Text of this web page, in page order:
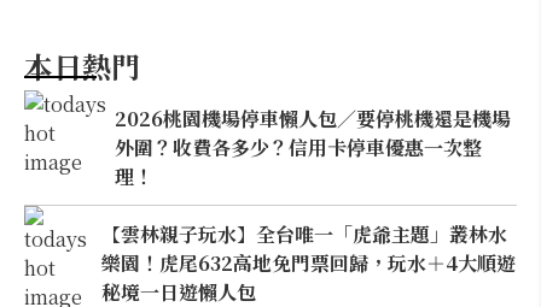
本日熱門
2026桃園機場停車懶人包／要停桃機還是機場
外圍？收費各多少？信用卡停車優惠一次整
理！
【雲林親子玩水】全台唯一「虎爺主題」叢林水
樂園！虎尾632高地免門票回歸，玩水＋4大順遊
秘境一日遊懶人包